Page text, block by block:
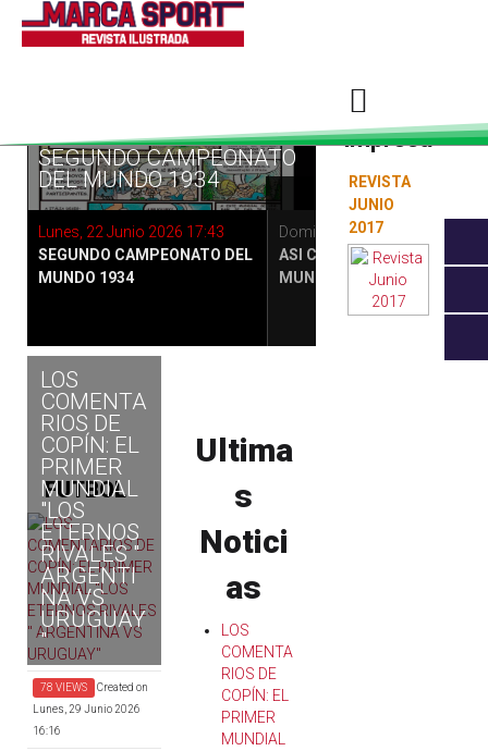
SEGUNDO CAMPEONATO
DEL MUNDO 1934
Lunes, 22 Junio 2026 17:43
SEGUNDO CAMPEONATO DEL
MUNDO 1934
Domingo, 21 Junio 2026 12:25
ASI COMENZÓ EL PRIMER
MUNDIAL .
Edición
impresa
REVISTA
JUNIO
2017
FUTBOL
LOS
COMENTA
RIOS DE
COPÍN: EL
PRIMER
MUNDIAL
"LOS
ETERNOS
RIVALES "
ARGENTI
NA VS
URUGUAY
"
78 VIEWS
Created on
Lunes, 29 Junio 2026
16:16
Ultima
s
Notici
as
LOS
COMENTA
RIOS DE
COPÍN: EL
PRIMER
MUNDIAL